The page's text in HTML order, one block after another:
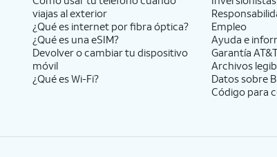
viajas al exterior
¿Qué es internet por fibra óptica?
¿Qué es una eSIM?
Devolver o cambiar tu dispositivo
móvil
¿Qué es Wi-Fi?
Empleo
Ayuda e
Garantía
Archivos
Datos sobre
Código para